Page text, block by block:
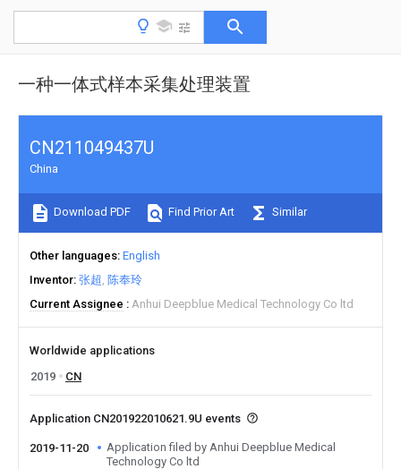
一种一体式样本采集处理装置
CN211049437U
China
Download PDF Find Prior Art Similar
Other languages English
Inventor 张超 陈奉玲
Current Assignee
Anhui Deepblue Medical Technology Co ltd
Worldwide applications
2019
CN
Application CN201922010621.9U events
2019-11-20
Application filed by Anhui Deepblue Medical
Technology Co ltd